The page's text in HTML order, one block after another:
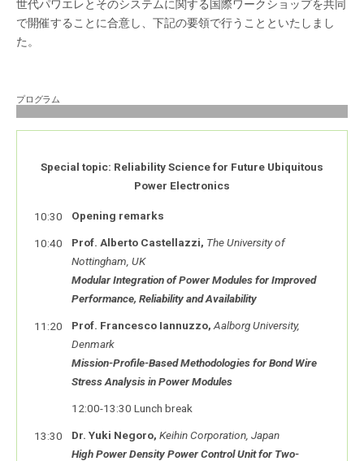
世代パワエレとそのシステムに関する国際ワークショップを共同
で開催することに合意し、下記の要領で行うことといたしまし
た。
プログラム
Special topic: Reliability Science for Future Ubiquitous
Power Electronics
10:30 Opening remarks
10:40 Prof. Alberto Castellazzi, The University of
Nottingham, UK
Modular Integration of Power Modules for Improved
Performance, Reliability and Availability
11:20 Prof. Francesco Iannuzzo, Aalborg University,
Denmark
Mission-Profile-Based Methodologies for Bond Wire
Stress Analysis in Power Modules
12:00-13:30 Lunch break
13:30 Dr. Yuki Negoro, Keihin Corporation, Japan
High Power Density Power Control Unit for Two-